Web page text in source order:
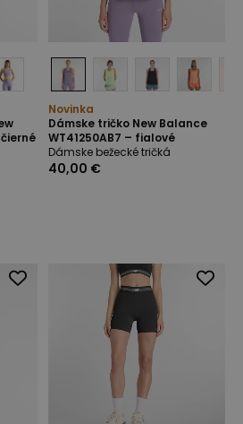
čierné
Novinka
Dámske tričko New Balance
WT41250AB7 – fialové
Dámske bežecké tričká
40,00 €